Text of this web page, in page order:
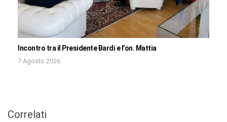
Incontro tra il Presidente Bardi e l’on. Mattia
7 Agosto 2026
Correlati